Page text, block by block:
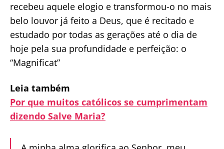
recebeu aquele elogio e transformou-o no mais
belo louvor já feito a Deus, que é recitado e
estudado por todas as gerações até o dia de
hoje pela sua profundidade e perfeição: o
“Magnificat”
Leia também
Por que muitos católicos se cumprimentam
dizendo Salve Maria?